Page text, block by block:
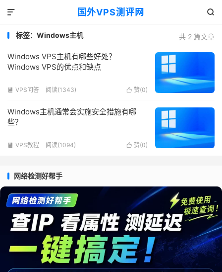
国外VPS测评网 

共 2 篇文章
标签：Windows主机
Windows VPS主机有哪些好处？
Windows VPS的优点和缺点
 赞(0)
 VPS问答 阅读(1343)
Windows主机通常会实施安全措施有哪
些？
 赞(0)
 VPS教程 阅读(1094)
网络检测好帮手